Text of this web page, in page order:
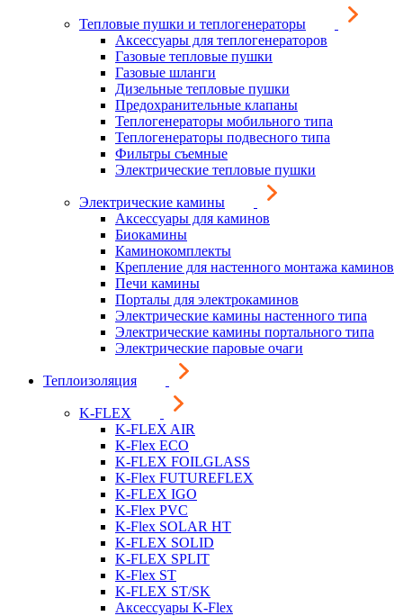
Тепловые пушки и теплогенераторы
Аксессуары для теплогенераторов
Газовые тепловые пушки
Газовые шланги
Дизельные тепловые пушки
Предохранительные клапаны
Теплогенераторы мобильного типа
Теплогенераторы подвесного типа
Фильтры съемные
Электрические тепловые пушки
Электрические камины
Аксессуары для каминов
Биокамины
Каминокомплекты
Крепление для настенного монтажа каминов
Печи камины
Порталы для электрокаминов
Электрические камины настенного типа
Электрические камины портального типа
Электрические паровые очаги
Теплоизоляция
K-FLEX
K-FLEX AIR
K-Flex ECO
K-FLEX FOILGLASS
K-Flex FUTUREFLEX
K-FLEX IGO
K-Flex PVC
K-Flex SOLAR HT
K-FLEX SOLID
K-FLEX SPLIT
K-Flex ST
K-FLEX ST/SK
Аксессуары K-Flex